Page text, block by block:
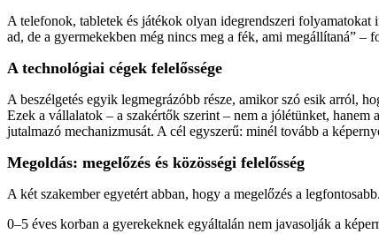
A telefonok, tabletek és játékok olyan idegrendszeri
ad, de a gyermekekben még nincs meg a fék, ami megállítaná” –
A technológiai cégek felelőssége
A beszélgetés egyik legmegrázóbb része, amikor szó esik arról,
Ezek a vállalatok – a szakértők szerint – nem a jólétünket,
jutalmazó mechanizmusát. A cél egyszerű: minél tovább a
Megoldás: megelőzés és közösségi felelősség
A két szakember egyetért abban, hogy a megelőzés a legfontosabb.
0–5 éves korban a gyerekeknek egyáltalán nem javasolják a